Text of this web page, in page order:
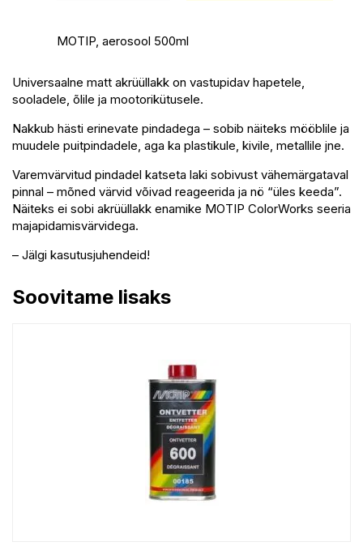
MOTIP, aerosool 500ml
Universaalne matt akrüüllakk on vastupidav hapetele,
sooladele, õlile ja mootorikütusele.
Nakkub hästi erinevate pindadega – sobib näiteks mööblile ja
muudele puitpindadele, aga ka plastikule, kivile, metallile jne.
Varemvärvitud pindadel katseta laki sobivust vähemärgataval
pinnal – mõned värvid võivad reageerida ja nö “üles keeda”.
Näiteks ei sobi akrüüllakk enamike MOTIP ColorWorks seeria
majapidamisvärvidega.
– Jälgi kasutusjuhendeid!
Soovitame lisaks